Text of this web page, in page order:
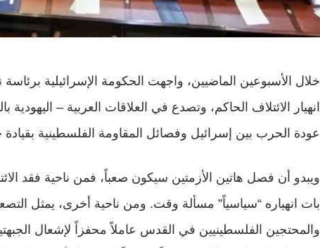
خلال الأسبوعين الماضيين، واجهت الحكومة الإسرائيلية برئاسة
انهيار الائتلاف الحاكم، وتصدع في العلاقات العربية –
عودة الحرب بين إسرائيل وفصائل المقاومة الفلسطينية
ويبدو أن فصل هاتين الأزمتين سيكون صعباً، فمن ناحية فقد
بات انهياره “سياسياً” مسألة وقت. ومن ناحية أخرى، يمثل
والمحتجين الفلسطينيين في القدس عاملاً محفزاً لإشعال